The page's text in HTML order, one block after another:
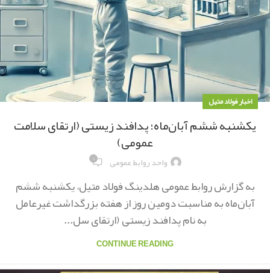
اخبار فولاد متیل
یکشنبه ششم آبان‌ماه؛ پدافند زیستی (ارتقای سلامت
عمومی)
واحد روابط عمومی ۰
به گزارش روابط عمومی هلدینگ فولاد متیل، یکشنبه ششم
آبان‌ماه به مناسبت دومین روز از هفته بزرگداشت غیرعامل
به نام پدافند زیستی (ارتقای سل...
CONTINUE READING